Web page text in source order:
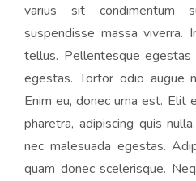
varius sit condimentum
suspendisse massa viverra.
tellus. Pellentesque egestas
egestas. Tortor odio augue
Enim eu, donec urna est. Elit
pharetra, adipiscing quis
nec malesuada egestas.
quam donec scelerisque.